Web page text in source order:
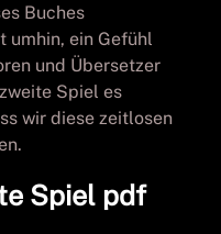
Buches
umhin, ein Gefühl
und Übersetzer
Spiel es
wir diese zeitlosen
Spiel pdf